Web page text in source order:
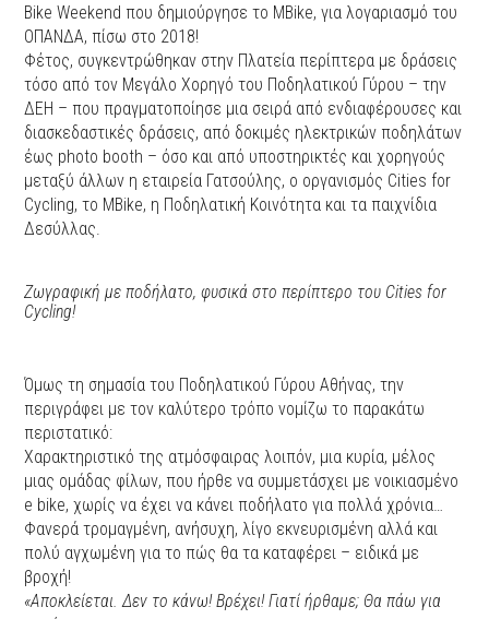
Bike Weekend που δημιούργησε το ΜBike, για λογαριασμό του
OΠΑΝΔΑ, πίσω στο 2018!
Φέτος, συγκεντρώθηκαν στην Πλατεία περίπτερα με δράσεις
τόσο από τον Μεγάλο Χορηγό του Ποδηλατικού Γύρου – την
ΔΕΗ – που πραγματοποίησε μια σειρά από ενδιαφέρουσες και
διασκεδαστικές δράσεις, από δοκιμές ηλεκτρικών ποδηλάτων
έως photo booth – όσο και από υποστηρικτές και χορηγούς
μεταξύ άλλων η εταιρεία Γατσούλης, ο οργανισμός Cities for
Cycling, το MBike, η Ποδηλατική Κοινότητα και τα παιχνίδια
Δεσύλλας.
Ζωγραφική με ποδήλατο, φυσικά στο περίπτερο του Cities for
Cycling!
Όμως τη σημασία του Ποδηλατικού Γύρου Αθήνας, την
περιγράφει με τον καλύτερο τρόπο νομίζω το παρακάτω
περιστατικό:
Χαρακτηριστικό της ατμόσφαιρας λοιπόν, μια κυρία, μέλος
μιας ομάδας φίλων, που ήρθε να συμμετάσχει με νοικιασμένο
e bike, χωρίς να έχει να κάνει ποδήλατο για πολλά χρόνια…
Φανερά τρομαγμένη, ανήσυχη, λίγο εκνευρισμένη αλλά και
πολύ αγχωμένη για το πώς θα τα καταφέρει – ειδικά με
βροχή!
«Αποκλείεται. Δεν το κάνω! Βρέχει! Γιατί ήρθαμε; Θα πάω για